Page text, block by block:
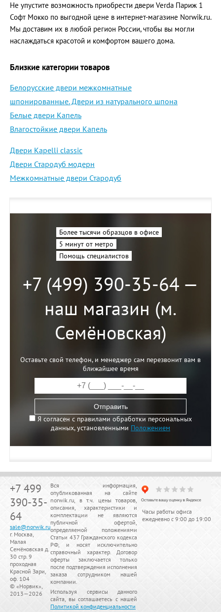
Не упустите возможность приобрести двери Verda Париж 1
Софт Мокко по выгодной цене в интернет-магазине Norwik.ru.
Мы доставим их в любой регион России, чтобы вы могли
наслаждаться красотой и комфортом вашего дома.
Близкие категории товаров
Белорусские двери межкомнатные
шпонированные. Двери из натурального шпона
Белые двери Капель
Влагостойкие двери Капель
Двери Kapelli classic
Двери Стародуб модерн
Межкомнатные двери Стародуб
Более тысячи образцов в офисе
5 минут от метро
Помощь специалистов
+7 (499) 390-35-64 —
наш магазин (м.
Семёновская)
Оставьте свой телефон, и менеджер сам перезвонит вам в
ближайшее время
Отправить
Я согласен с правилами обработки персональных
данных, установленными Положением
+7 499
390-35-
64
sale@norwik.ru
г. Москва,
Малая
Семёновская д.
30 стр. 9
проходная
Красной Зари,
оф. 104
© «Норвик»,
2013—2026
Вся информация,
опубликованная на сайте
norwik.ru, в т.ч. цены товаров,
описания, характеристики и
комплектации не являются
публичной офертой,
определяемой положениями
Статьи 437 Гражданского кодекса
РФ, и носят исключительно
справочный характер. Договор
оферты заключается только
после подтверждения исполнения
заказа сотрудником нашей
компании.
Используя сервисы данного
сайта, вы соглашаетесь с нашей
Политикой конфиденциальности
Часы работы офиса
ежедневно с 9:00 до 19:00